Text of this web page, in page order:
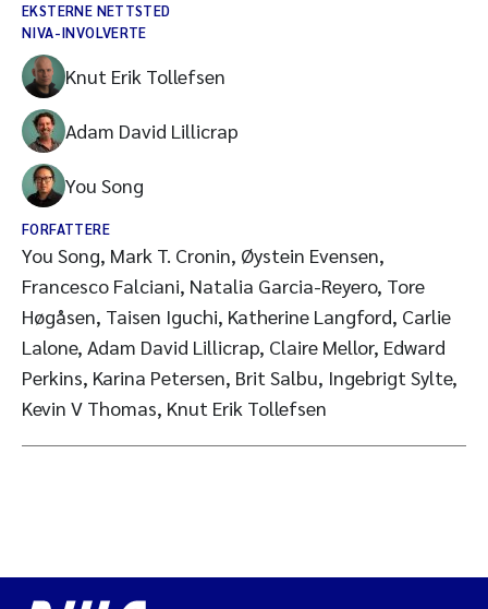
EKSTERNE NETTSTED
NIVA-INVOLVERTE
Knut Erik Tollefsen
Adam David Lillicrap
You Song
FORFATTERE
You Song, Mark T. Cronin, Øystein Evensen,
Francesco Falciani, Natalia Garcia-Reyero, Tore
Høgåsen, Taisen Iguchi, Katherine Langford, Carlie
Lalone, Adam David Lillicrap, Claire Mellor, Edward
Perkins, Karina Petersen, Brit Salbu, Ingebrigt Sylte,
Kevin V Thomas, Knut Erik Tollefsen